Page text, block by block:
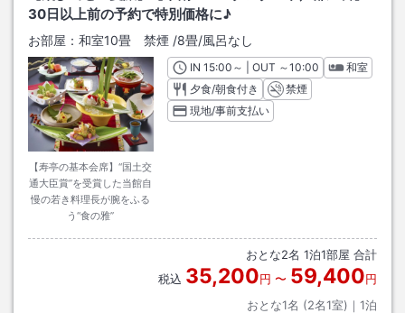
30日以上前の予約で特別価格に♪
お部屋： 和室10畳 禁煙 /8畳/風呂なし
【寿亭の基本会席】“国土交
通大臣賞”を受賞した当館自
慢の若き料理長が腕をふる
う“食の雅”
INチェックイン
15:00 ～ | OUT チェックアウト
～10:00
和室
夕食/朝食付き
禁煙
現地/事前支払い
おとな2名 1泊1部屋 合計
税込 35,200円 〜 59,400円
おとな1名 (2名1室)｜ 1泊